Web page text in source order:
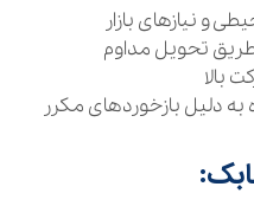
و نیازهای بازار
تحویل مداوم
بالا
دلیل بازخوردهای مکرر